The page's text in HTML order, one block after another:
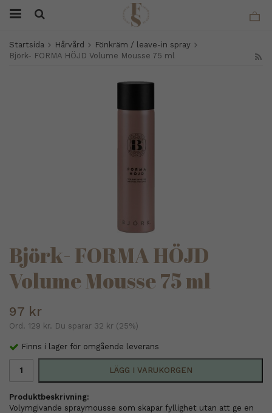
Startsida Hårvård
Fönkräm / leave-in spray
Björk- FORMA HÖJD Volume Mousse 75 ml
Björk- FORMA HÖJD
Volume Mousse 75 ml
97 kr
Ord. 129 kr. Du sparar 32 kr (25%)
Finns i lager för omgående leverans
LÄGG I VARUKORGEN
Produktbeskrivning:
Volymgivande spraymousse som skapar fyllighet utan att ge en